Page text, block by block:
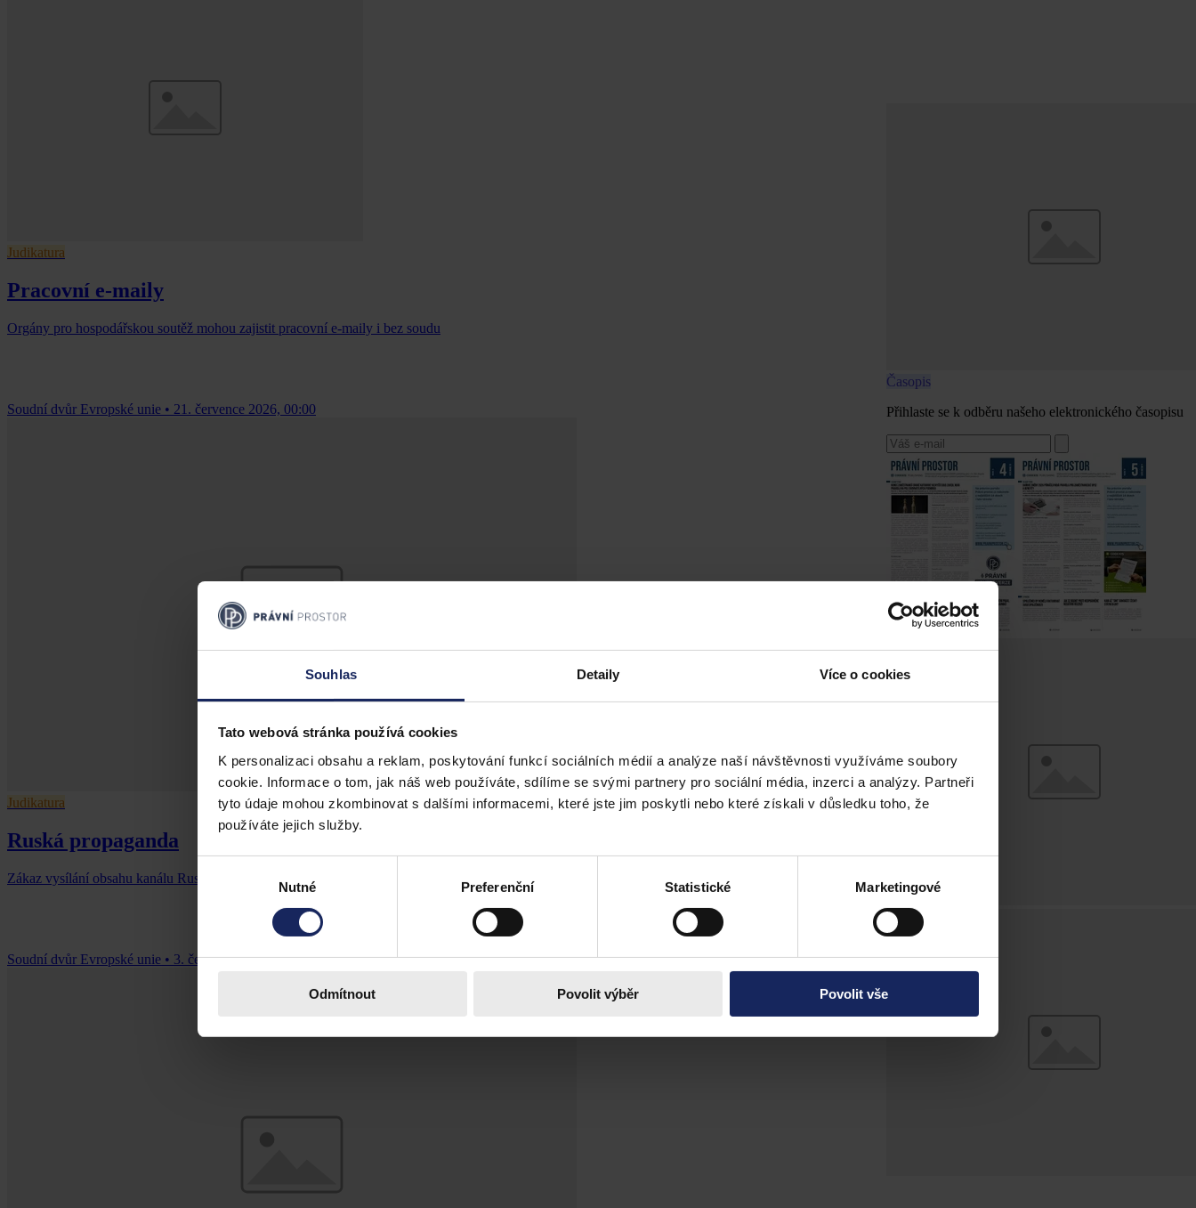
Souhlas Detaily Více o cookies
Tato webová stránka používá cookies
K personalizaci obsahu a reklam, poskytování funkcí sociálních médií a analýze naší návštěvnosti využíváme soubory
cookie. Informace o tom, jak náš web používáte, sdílíme se svými partnery pro sociální média, inzerci a analýzy. Partneři
tyto údaje mohou zkombinovat s dalšími informacemi, které jste jim poskytli nebo které získali v důsledku toho, že
používáte jejich služby.
souhlasu
Nutné Preferenční Statistické Marketingové
Odmítnout Povolit výběr Povolit vše
Judikatura
Pracovní e-maily
Orgány pro hospodářskou soutěž mohou zajistit pracovní e-maily i bez soudu
Soudní dvůr Evropské unie • 21. července 2026, 00:00
Judikatura
Ruská propaganda
Zákaz vysílání obsahu kanálu Russia Today se vztahuje i na internetové stránky, které jsou veřejnosti volně přístupné
Soudní dvůr Evropské unie • 3. července 2026, 00:00
Časopis
Přihlaste se k odběru našeho elektronického časopisu